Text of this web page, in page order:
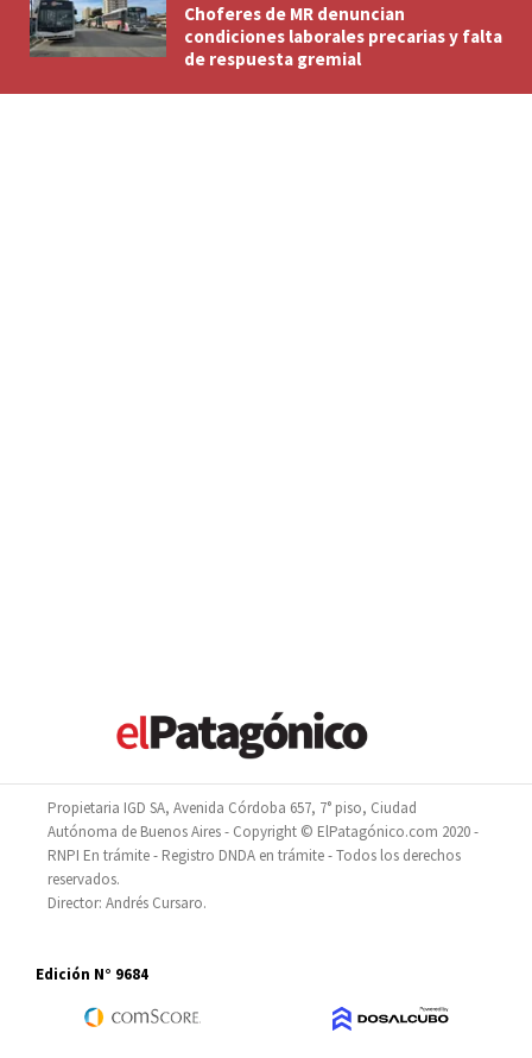
Choferes de MR denuncian
condiciones laborales precarias y falta
de respuesta gremial
Propietaria IGD SA, Avenida Córdoba 657, 7° piso, Ciudad
Autónoma de Buenos Aires - Copyright © ElPatagónico.com 2020 -
RNPI En trámite - Registro DNDA en trámite - Todos los derechos
reservados.
Director: Andrés Cursaro.
Edición N° 9684